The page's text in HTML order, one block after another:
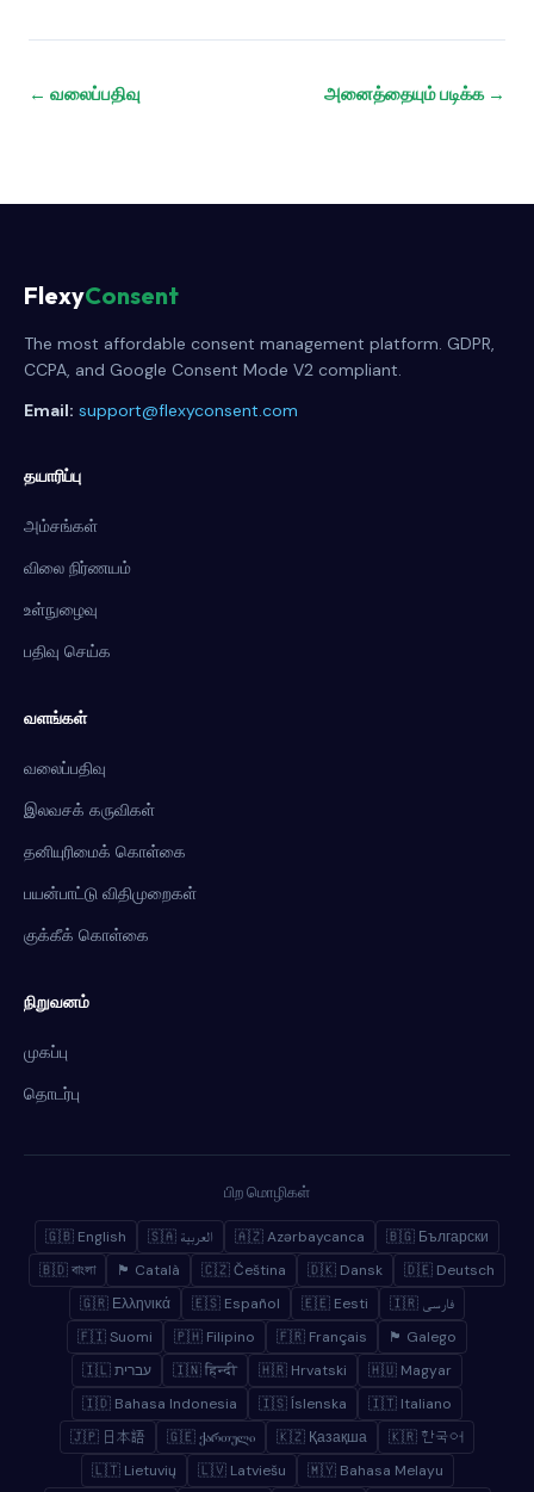
← வலைப்பதிவு அனைத்தையும் படிக்க →
FlexyConsent
The most affordable consent management platform. GDPR,
CCPA, and Google Consent Mode V2 compliant.
Email: support@flexyconsent.com
தயாரிப்பு
அம்சங்கள்
விலை நிர்ணயம்
உள்நுழைவு
பதிவு செய்க
வளங்கள்
வலைப்பதிவு
இலவசக் கருவிகள்
தனியுரிமைக் கொள்கை
பயன்பாட்டு விதிமுறைகள்
குக்கீக் கொள்கை
நிறுவனம்
முகப்பு
தொடர்பு
பிற மொழிகள்
🇬🇧 English 🇸🇦 العربية 🇦🇿 Azərbaycanca
🇧🇬 Български
🇧🇩 বাংলা
🏴 Català 🇨🇿 Čeština 🇩🇰 Dansk
🇩🇪 Deutsch
🇬🇷 Ελληνικά
🇪🇸 Español 🇪🇪 Eesti
🇮🇷 فارسی
🇫🇮 Suomi
🇵🇭 Filipino 🇫🇷 Français
🏴 Galego
🇮🇱 עברית
🇮🇳 हिन्दी 🇭🇷 Hrvatski
🇭🇺 Magyar
🇮🇩 Bahasa Indonesia
🇮🇸 Íslenska
🇮🇹 Italiano
🇯🇵 日本語
🇬🇪 ქართული 🇰🇿 Қазақша
🇰🇷 한국어
🇱🇹 Lietuvių
🇱🇻 Latviešu 🇲🇾 Bahasa Melayu